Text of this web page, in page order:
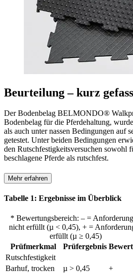
Beurteilung – kurz
Der Bodenbelag BELMONDO®
Bodenbelag für die Pferdehaltung,
als auch unter nassen Bedingungen auf
getestet. Unter beiden Bedingungen
den Rutschfestigkeitsversuchen sowohl
beschlagene Pferde als rutschfest.
Mehr erfahren
Tabelle 1: Ergebnisse im Überblick
* Bewertungsbereich: – =
nicht erfüllt (µ < 0,45), + =
erfüllt (µ ≥ 0,45)
Prüfmerkmal
Prüfergebnis
Rutschfestigkeit
Barhuf, trocken
µ > 0,45 +